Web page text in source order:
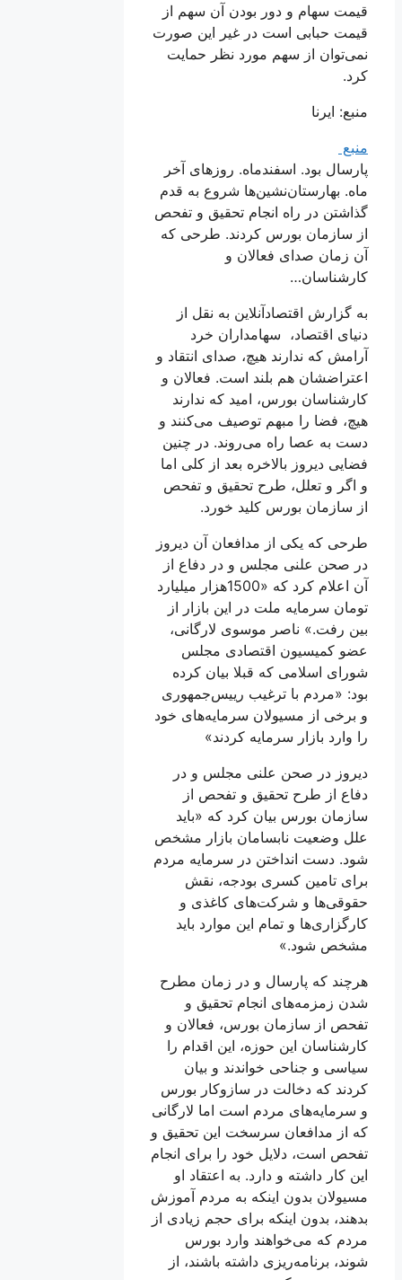
قیمت سهام و دور بودن آن سهم از
قیمت حبابی است در غیر این صورت
نمی‌توان از سهم مورد نظر حمایت
کرد.
منبع: ایرنا
منبع
پارسال بود. اسفندماه. روزهای آخر
ماه. بهارستان‌نشین‌ها شروع به قدم
گذاشتن در راه انجام تحقیق و تفحص
از سازمان بورس کردند. طرحی که
آن زمان صدای فعالان و
کارشناسان…
به گزارش اقتصادآنلاین به نقل از
دنیای اقتصاد، سهامداران خرد
آرامش که ندارند هیچ، صدای انتقاد و
اعتراضشان هم بلند است. فعالان و
کارشناسان بورس، امید که ندارند
هیچ، فضا را مبهم توصیف می‌کنند و
دست به عصا راه می‌روند. در چنین
فضایی دیروز بالاخره بعد از کلی اما
و اگر و تعلل، طرح تحقیق و تفحص
از سازمان بورس کلید خورد.
طرحی که یکی از مدافعان آن دیروز
در صحن علنی مجلس و در دفاع از
آن اعلام کرد که «1500‌هزار میلیارد
تومان سرمایه ملت در این بازار از
بین رفت.» ناصر موسوی لارگانی،
عضو کمیسیون اقتصادی مجلس
شورای اسلامی که قبلا بیان کرده
بود: «مردم با ترغیب رییس‌جمهوری
و برخی از مسيولان سرمایه‌های خود
را وارد بازار سرمایه کردند»
دیروز در صحن علنی مجلس و در
دفاع از طرح تحقیق و تفحص از
سازمان بورس بیان کرد که «باید
علل وضعیت نابسامان بازار مشخص
شود. دست انداختن در سرمایه مردم
برای تامین کسری بودجه، نقش
حقوقی‌ها و شرکت‌های کاغذی و
کارگزاری‌ها و تمام این موارد باید
مشخص شود.»
هرچند که پارسال و در زمان مطرح
شدن زمزمه‌های انجام تحقیق و
تفحص از سازمان بورس، فعالان و
کارشناسان این حوزه، این اقدام را
سیاسی و جناحی خواندند و بیان
کردند که دخالت در سازوکار بورس
و سرمایه‌‌های مردم است اما لارگانی
که از مدافعان سرسخت این تحقیق و
تفحص است، دلایل خود را برای انجام
این کار داشته و دارد. به اعتقاد او
مسيولان بدون اینکه به مردم آموزش
بدهند، بدون اینکه برای حجم زیادی از
مردم که می‌خواهند وارد بورس
شوند، برنامه‌ریزی داشته باشند، از